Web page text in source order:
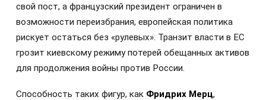
свой пост, а французский президент ограничен в
возможности переизбрания, европейская политика
рискует остаться без «рулевых». Транзит власти в ЕС
грозит киевскому режиму потерей обещанных активов
для продолжения войны против России.
Способность таких фигур, как Фридрих Мерц,